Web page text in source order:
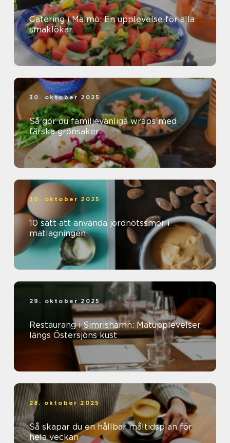
Catering i Malmö: En upplevelse för alla
smaklökar
30. oktober 2025
Så gör du familjevänliga wraps med
färska grönsaker
30. oktober 2025
10 sätt att använda jordnötssmör i
matlagningen
29. oktober 2025
Restaurang i Simrishamn: Matupplevelser
längs Östersjöns kust
28. oktober 2025
Så skapar du en hållbar måltidsplan för
hela veckan